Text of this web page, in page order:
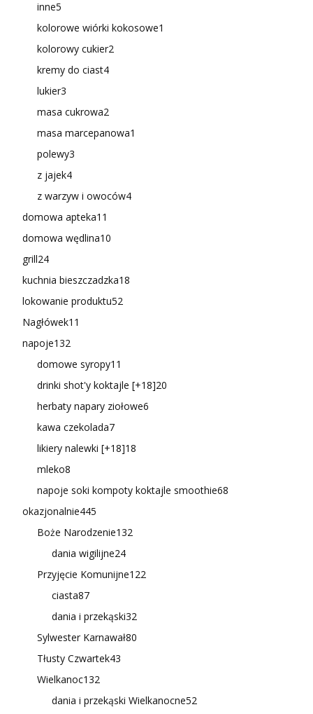
inne5
kolorowe wiórki kokosowe1
kolorowy cukier2
kremy do ciast4
lukier3
masa cukrowa2
masa marcepanowa1
polewy3
z jajek4
z warzyw i owoców4
domowa apteka11
domowa wędlina10
grill24
kuchnia bieszczadzka18
lokowanie produktu52
Nagłówek11
napoje132
domowe syropy11
drinki shot'y koktajle [+18]20
herbaty napary ziołowe6
kawa czekolada7
likiery nalewki [+18]18
mleko8
napoje soki kompoty koktajle smoothie68
okazjonalnie445
Boże Narodzenie132
dania wigilijne24
Przyjęcie Komunijne122
ciasta87
dania i przekąski32
Sylwester Karnawał80
Tłusty Czwartek43
Wielkanoc132
dania i przekąski Wielkanocne52